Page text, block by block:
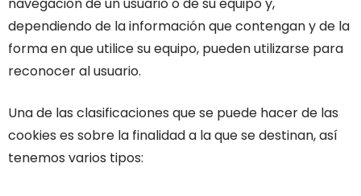
dependiendo de la información que contengan y de la
forma en que utilice su equipo, pueden utilizarse para
reconocer al usuario.
Una de las clasificaciones que se puede hacer de las
cookies es sobre la finalidad a la que se destinan, así
tenemos varios tipos: